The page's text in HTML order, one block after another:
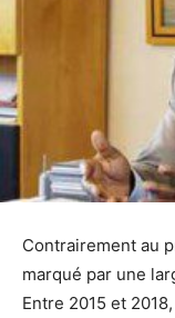
Contrairement au
marqué par une
Entre 2015 et